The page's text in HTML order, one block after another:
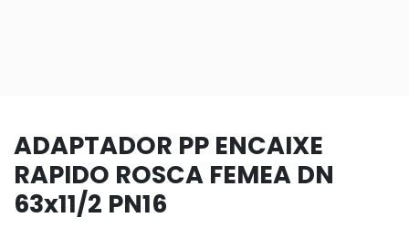
ADAPTADOR PP ENCAIXE
RAPIDO ROSCA FEMEA DN
63x11/2 PN16